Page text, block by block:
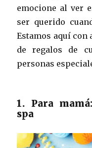
emocione al ver
ser querido
Estamos aquí con
de regalos de
personas
1. Para
spa